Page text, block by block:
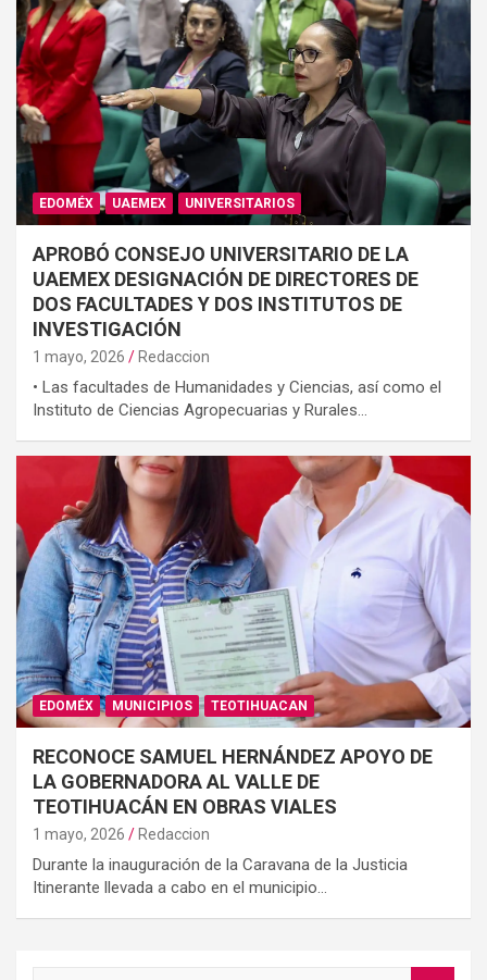
EDOMÉX UAEMEX UNIVERSITARIOS
APROBÓ CONSEJO UNIVERSITARIO DE LA
UAEMEX DESIGNACIÓN DE DIRECTORES DE
DOS FACULTADES Y DOS INSTITUTOS DE
INVESTIGACIÓN
1 mayo, 2026 Redaccion
• Las facultades de Humanidades y Ciencias, así como el
Instituto de Ciencias Agropecuarias y Rurales…
EDOMÉX MUNICIPIOS TEOTIHUACAN
RECONOCE SAMUEL HERNÁNDEZ APOYO DE
LA GOBERNADORA AL VALLE DE
TEOTIHUACÁN EN OBRAS VIALES
1 mayo, 2026 Redaccion
Durante la inauguración de la Caravana de la Justicia
Itinerante llevada a cabo en el municipio…